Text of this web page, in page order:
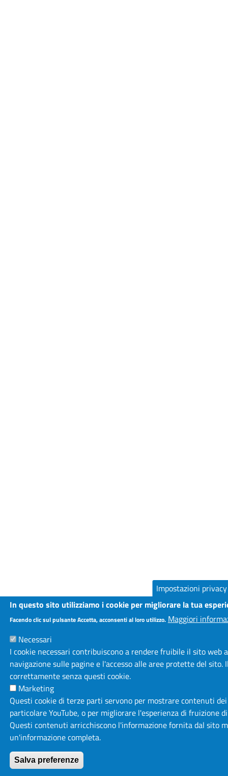
Impostazioni privacy
In questo sito utilizziamo i cookie per migliorare la tua
Facendo clic sul pulsante Accetta, acconsenti al loro utilizzo. Maggiori
Necessari
I cookie necessari contribuiscono a rendere fruibile il sito web
navigazione sulle pagine e l'accesso alle aree protette del
correttamente senza questi cookie.
Marketing
Questi cookie di terze parti servono per mostrare contenuti
particolare YouTube, o per migliorare l'esperienza di fruizione
Questi contenuti arricchiscono l'informazione fornita dal sito
un'informazione completa.
Salva preferenze